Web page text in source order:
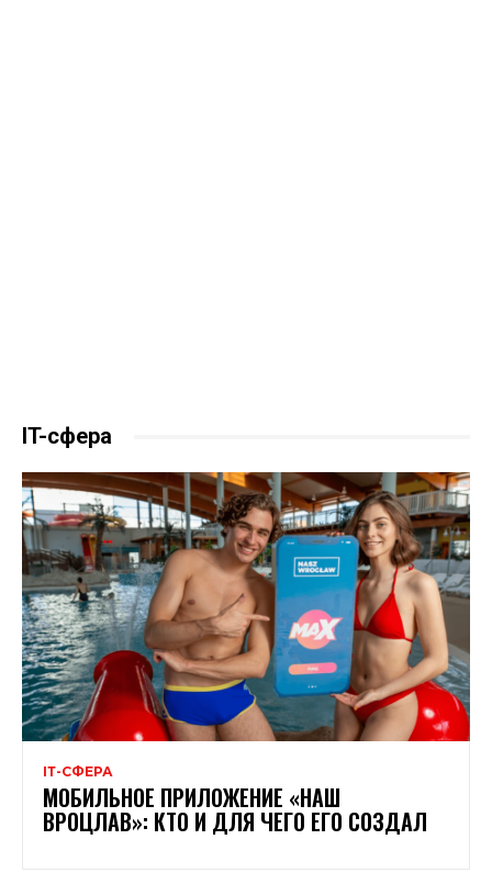
IT-сфера
ІТ-СФЕРА
МОБИЛЬНОЕ ПРИЛОЖЕНИЕ «НАШ
ВРОЦЛАВ»: КТО И ДЛЯ ЧЕГО ЕГО СОЗДАЛ